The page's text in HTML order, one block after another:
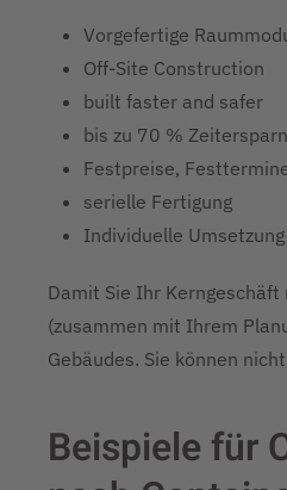
Vorgefertige
Off-Site Construction
built faster and safer
bis zu 70 %
Festpreise,
serielle Fertigung
Individuelle Umsetzung
Damit Sie Ihr
(zusammen mit Ihrem
Gebäudes. Sie können
Beispiele für